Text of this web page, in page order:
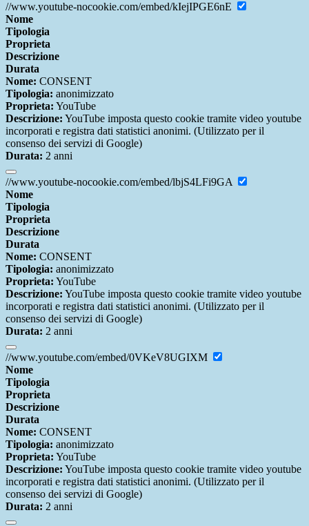
//www.youtube-nocookie.com/embed/kIejIPGE6nE
Nome
Tipologia
Proprieta
Descrizione
Durata
Nome: CONSENT
Tipologia: anonimizzato
Proprieta: YouTube
Descrizione: YouTube imposta questo cookie tramite video youtube
incorporati e registra dati statistici anonimi. (Utilizzato per il
consenso dei servizi di Google)
Durata: 2 anni
//www.youtube-nocookie.com/embed/lbjS4LFi9GA
Nome
Tipologia
Proprieta
Descrizione
Durata
Nome: CONSENT
Tipologia: anonimizzato
Proprieta: YouTube
Descrizione: YouTube imposta questo cookie tramite video youtube
incorporati e registra dati statistici anonimi. (Utilizzato per il
consenso dei servizi di Google)
Durata: 2 anni
//www.youtube.com/embed/0VKeV8UGIXM
Nome
Tipologia
Proprieta
Descrizione
Durata
Nome: CONSENT
Tipologia: anonimizzato
Proprieta: YouTube
Descrizione: YouTube imposta questo cookie tramite video youtube
incorporati e registra dati statistici anonimi. (Utilizzato per il
consenso dei servizi di Google)
Durata: 2 anni